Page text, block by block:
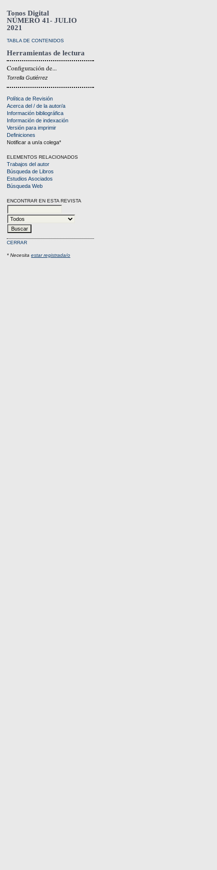
Tonos Digital
NÚMERO 41- JULIO
2021
TABLA DE CONTENIDOS
Herramientas de lectura
Configuración de...
Torrella Gutiérrez
Política de Revisión
Acerca del / de la autor/a
Información bibliográfica
Información de indexación
Versión para imprimir
Definiciones
Notificar a un/a colega*
ELEMENTOS RELACIONADOS
Trabajos del autor
Búsqueda de Libros
Estudios Asociados
Búsqueda Web
ENCONTRAR EN ESTA REVISTA
CERRAR
* Necesitaestar registrada/o